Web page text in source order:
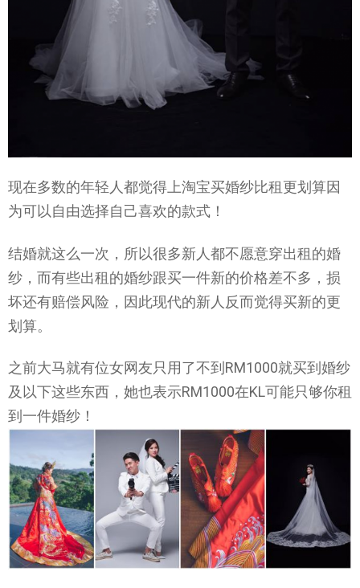
现在多数的年轻人都觉得上淘宝买婚纱比租更划算因
为可以自由选择自己喜欢的款式！
结婚就这么一次，所以很多新人都不愿意穿出租的婚
纱，而有些出租的婚纱跟买一件新的价格差不多，损
坏还有赔偿风险，因此现代的新人反而觉得买新的更
划算。
之前大马就有位女网友只用了不到RM1000就买到婚纱
及以下这些东西，她也表示RM1000在KL可能只够你租
到一件婚纱！